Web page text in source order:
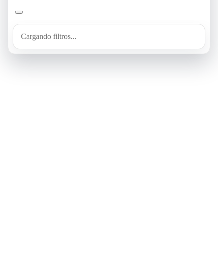
Cargando filtros...